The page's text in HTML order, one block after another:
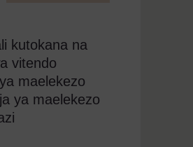
kutokana na
vitendo
maelekezo
ya maelekezo